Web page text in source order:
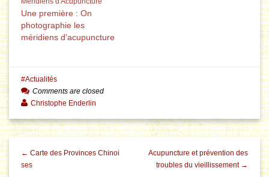
leaders de la MTC ont
annoncé que la ville de
Xinmi dans la province
du Henan, dans le
pourrait…
souvent à la conclusion
Une première : On
photographie les
méridiens d'acupuncture
Actualités
Comments are closed
Christophe Enderlin
← Carte des Provinces Chinoi
ses
Acupuncture et prévention des
troubles du vieillissement →